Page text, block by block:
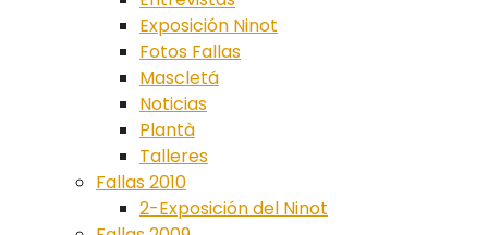
Exposición Ninot
Fotos Fallas
Mascletá
Noticias
Plantà
Talleres
Fallas 2010
2-Exposición del Ninot